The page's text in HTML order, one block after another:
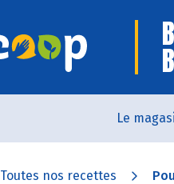
Le
Toutes nos recettes